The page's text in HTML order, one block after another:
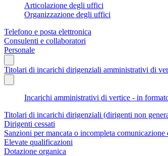
Articolazione degli uffici
Organizzazione degli uffici
Telefono e posta elettronica
Consulenti e collaboratori
Personale
Titolari di incarichi dirigenziali amministrativi di
Incarichi amministrativi di vertice - in
Titolari di incarichi dirigenziali (dirigenti non
Dirigenti cessati
Sanzioni per mancata o incompleta
Elevate qualificazioni
Dotazione organica